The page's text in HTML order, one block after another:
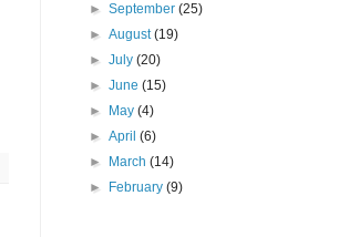
►September(25)
►August(19)
►July(20)
►June(15)
►
May(4)
►April(6)
►
March(14)
►
February(9)